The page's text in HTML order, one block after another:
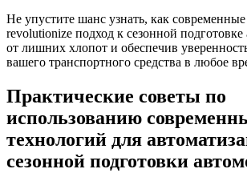
Не упустите шанс узнать, как
revolutionize подход к сезонной подготовке
от лишних хлопот и обеспечив
вашего транспортного средства в любое
Практические советы по
использованию
технологий для
сезонной подготовки